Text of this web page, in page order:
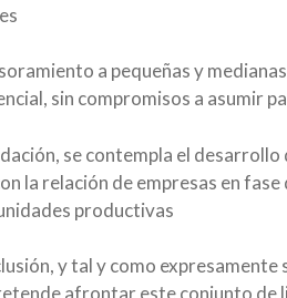
a pequeñas y
sin compromisos a asumir
se contempla el desarrollo
la relación de empresas en
productivas
y tal y como expresamente